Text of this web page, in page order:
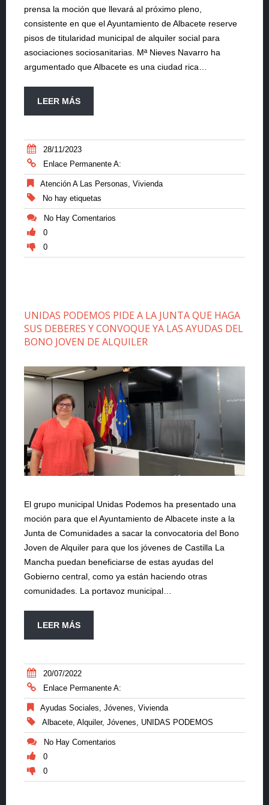
prensa la moción que llevará al próximo pleno,
consistente en que el Ayuntamiento de Albacete reserve
pisos de titularidad municipal de alquiler social para
asociaciones sociosanitarias. Mª Nieves Navarro ha
argumentado que Albacete es una ciudad rica…
LEER MÁS
28/11/2023
Enlace Permanente A:
Atención A Las Personas, Vivienda
No hay etiquetas
No Hay Comentarios
0
0
UNIDAS PODEMOS PIDE A LA JUNTA QUE HAGA
SUS DEBERES Y CONVOQUE YA LAS AYUDAS DEL
BONO JOVEN DE ALQUILER
El grupo municipal Unidas Podemos ha presentado una
moción para que el Ayuntamiento de Albacete inste a la
Junta de Comunidades a sacar la convocatoria del Bono
Joven de Alquiler para que los jóvenes de Castilla La
Mancha puedan beneficiarse de estas ayudas del
Gobierno central, como ya están haciendo otras
comunidades. La portavoz municipal…
LEER MÁS
20/07/2022
Enlace Permanente A:
Ayudas Sociales Jóvenes Vivienda
Albacete Alquiler, Jóvenes UNIDAS PODEMOS
No Hay Comentarios
0
0